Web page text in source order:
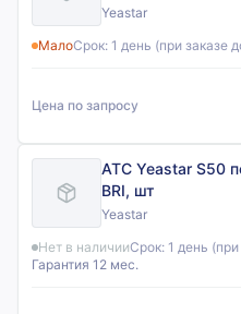
Yeastar
МалоСрок: 1 день (при заказе
Цена по запросу
АТС Yeastar S50
BRI, шт
Yeastar
Нет в наличииСрок: 1 день
Гарантия 12 мес.